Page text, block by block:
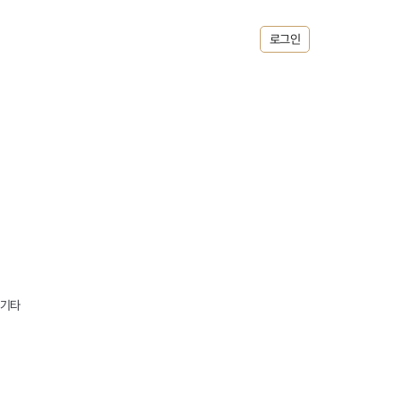
로그인
타